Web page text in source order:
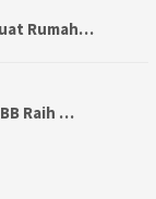
Rumah…
Raih …